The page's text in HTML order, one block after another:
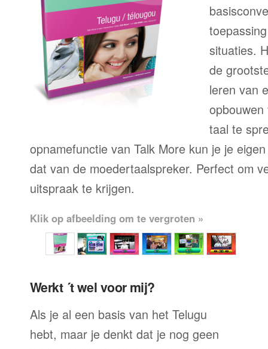
situaties.
de
leren van
taal te
opnamefunctie van Talk More kun je je
dat van de moedertaalspreker. Perfect om
uitspraak te krijgen.
Klik op afbeelding om te vergroten »
Werkt ´t wel voor mij?
Als je al een basis van het Telugu
hebt, maar je denkt dat je nog geen